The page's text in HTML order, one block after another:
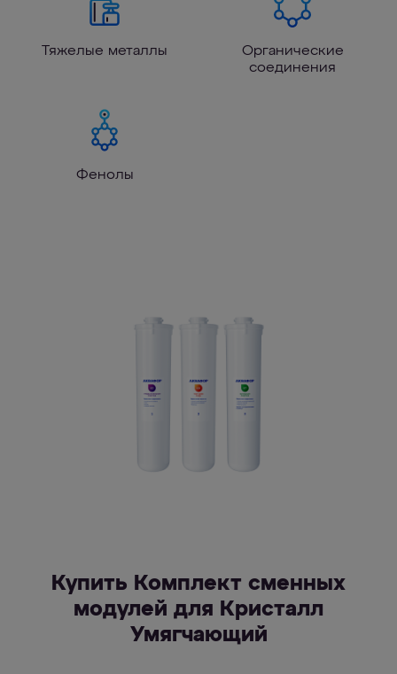
Тяжелые металлы
Органические
соединения
Фенолы
Купить Комплект сменных
модулей для Кристалл
Умягчающий